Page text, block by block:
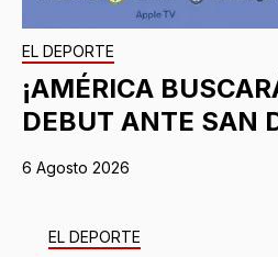
EL DEPORTE
¡AMÉRICA
DEBUT ANTE SAN
6 Agosto 2026
EL DEPORTE